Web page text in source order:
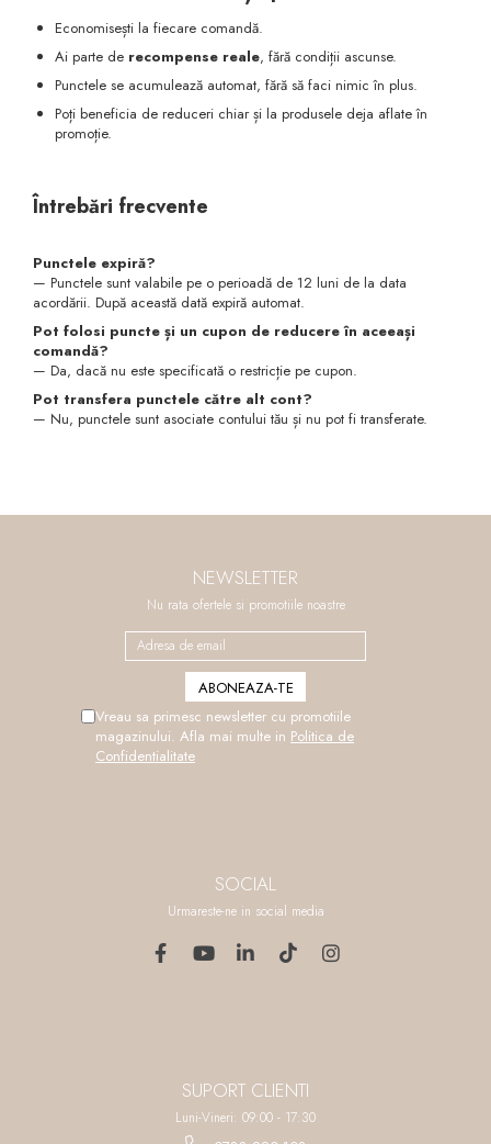
Economisești la fiecare comandă.
Ai parte de recompense reale, fără condiții ascunse.
Punctele se acumulează automat, fără să faci nimic în plus.
Poți beneficia de reduceri chiar și la produsele deja aflate în
promoție.
Întrebări frecvente
Punctele expiră?
— Punctele sunt valabile pe o perioadă de 12 luni de la data
acordării. După această dată expiră automat.
Pot folosi puncte și un cupon de reducere în aceeași
comandă?
— Da, dacă nu este specificată o restricție pe cupon.
Pot transfera punctele către alt cont?
— Nu, punctele sunt asociate contului tău și nu pot fi transferate.
NEWSLETTER
Nu rata ofertele si promotiile noastre
Vreau sa primesc newsletter cu promotiile
magazinului. Afla mai multe in Politica de
Confidentialitate
SOCIAL
Urmareste-ne in social media
SUPORT CLIENTI
Luni-Vineri: 09:00 - 17:30